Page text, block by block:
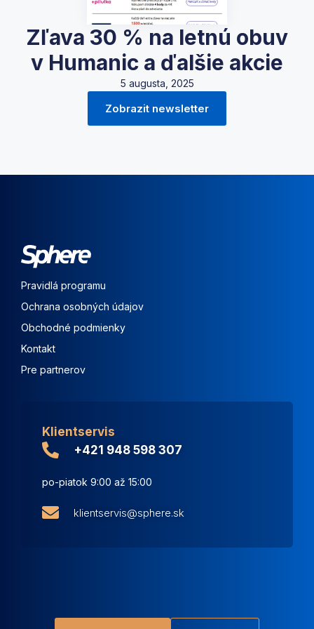
Zľava 30 % na letnú obuv
v Humanic a ďalšie akcie
5 augusta, 2025
Zobrazit newsletter
Klientservis
+421 948 598 307
po-piatok 9:00 až 15:00
klientservis@sphere.sk
Pravidlá programu
Ochrana osobných údajov
Obchodné podmienky
Kontakt
Pre partnerov